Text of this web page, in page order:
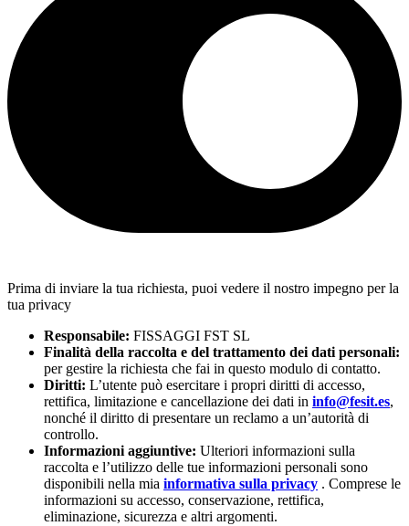
Prima di inviare la tua richiesta, puoi vedere il nostro impegno per la
tua privacy
Responsabile: FISSAGGI FST SL
Finalità della raccolta e del trattamento dei dati personali:
per gestire la richiesta che fai in questo modulo di contatto.
Diritti: L’utente può esercitare i propri diritti di accesso,
rettifica, limitazione e cancellazione dei dati in info@fesit.es,
nonché il diritto di presentare un reclamo a un’autorità di
controllo.
Informazioni aggiuntive: Ulteriori informazioni sulla
raccolta e l’utilizzo delle tue informazioni personali sono
disponibili nella mia informativa sulla privacy . Comprese le
informazioni su accesso, conservazione, rettifica,
eliminazione, sicurezza e altri argomenti.